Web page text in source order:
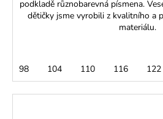
podkladě různobarevná písmena.
dětičky jsme vyrobili z kvalitního a
materiálu.
98 104 110 116 122